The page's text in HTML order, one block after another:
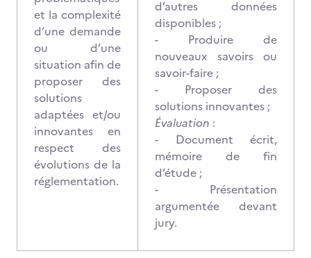
et la complexité
d’une demande
ou d’une
situation afin de
proposer des
solutions
adaptées et/ou
innovantes en
respect des
évolutions de la
réglementation.
d’autres données
disponibles ;
- Produire de
nouveaux savoirs ou
savoir-faire ;
- Proposer des
solutions innovantes ;
Évaluation :
- Document écrit,
mémoire de fin
d’étude ;
- Présentation
argumentée devant
jury.